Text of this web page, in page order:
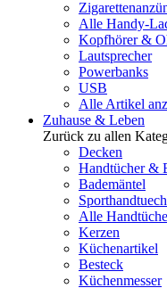
Alle Handy-
Kopfhörer &
Lautsprecher
Powerbanks
USB
Alle Artikel
Zuhause & Leben
Zurück zu allen
Decken
Handtücher &
Bademäntel
Alle
Kerzen
Küchenartikel
Besteck
Küchenmesser